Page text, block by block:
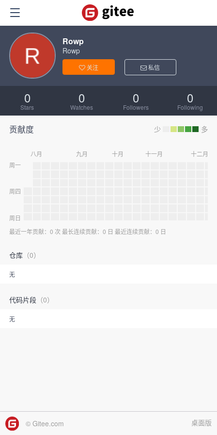
Rowp
Rowp
关注 私信
0
Stars
0
Watches
0
Followers
0
Following
贡献度 少 多
周一
周四
周日
八月 九月 十月 十一月 十二月
最近一年贡献：0 次 最长连续贡献：0 日 最近连续贡献：0 日
仓库 （0）
无
代码片段 （0）
无
© Gitee.com 桌面版